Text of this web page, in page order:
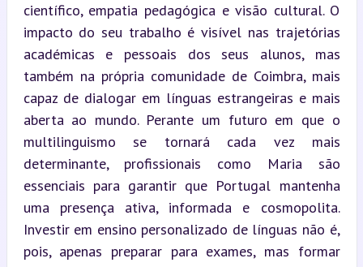
científico, empatia pedagógica e visão cultural. O
impacto do seu trabalho é visível nas trajetórias
académicas e pessoais dos seus alunos, mas
também na própria comunidade de Coimbra, mais
capaz de dialogar em línguas estrangeiras e mais
aberta ao mundo. Perante um futuro em que o
multilinguismo se tornará cada vez mais
determinante, profissionais como Maria são
essenciais para garantir que Portugal mantenha
uma presença ativa, informada e cosmopolita.
Investir em ensino personalizado de línguas não é,
pois, apenas preparar para exames, mas formar